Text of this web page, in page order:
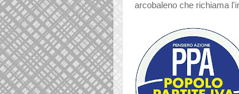
arcobaleno che richiama